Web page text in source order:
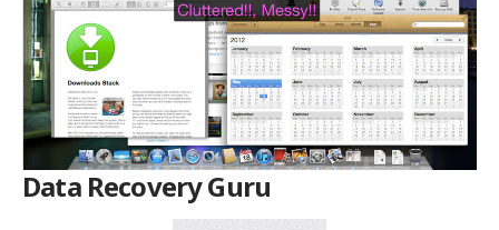
Data Recovery Guru